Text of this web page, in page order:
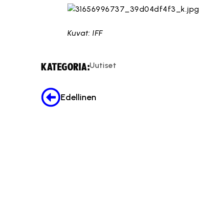
Kuvat: IFF
KATEGORIA:Uutiset
Edellinen